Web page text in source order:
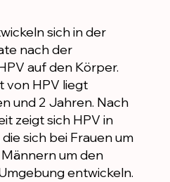
sich in der
nach der
auf den Körper.
von HPV liegt
und 2 Jahren. Nach
zeigt sich HPV in
sich bei Frauen um
um den
entwickeln.